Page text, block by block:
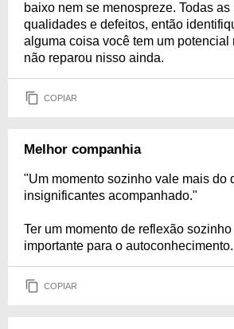
baixo nem se menospreze. Todas
qualidades e defeitos, então
alguma coisa você tem um potencial
não reparou nisso ainda.
COPIAR
Melhor companhia
"Um momento sozinho vale mais do
insignificantes acompanhado."
Ter um momento de reflexão
importante para o autoconhecimento.
COPIAR